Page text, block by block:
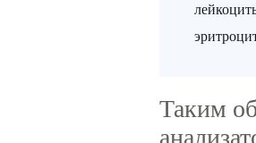
Таким